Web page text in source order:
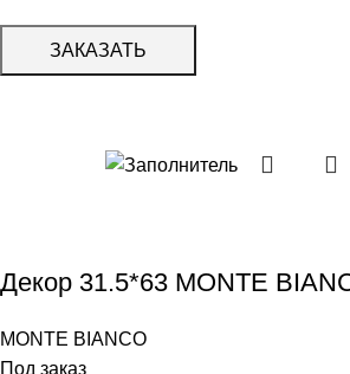
ЗАКАЗАТЬ
Декор 31.5*63 MONTE
MONTE BIANCO
Под заказ